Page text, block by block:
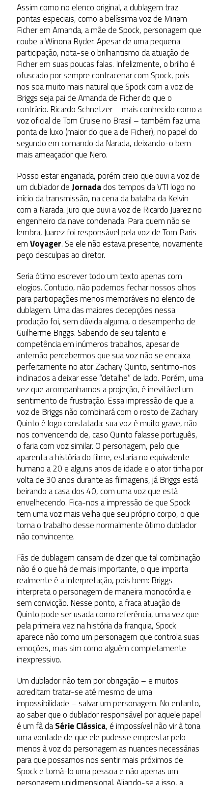
Assim como no elenco original, a dublagem traz
pontas especiais, como a belíssima voz de Miriam
Ficher em Amanda, a mãe de Spock, personagem que
coube a Winona Ryder. Apesar de uma pequena
participação, nota-se o brilhantismo da atuação de
Ficher em suas poucas falas. Infelizmente, o brilho é
ofuscado por sempre contracenar com Spock, pois
nos soa muito mais natural que Spock com a voz de
Briggs seja pai de Amanda de Ficher do que o
contrário. Ricardo Schnetzer – mais conhecido como a
voz oficial de Tom Cruise no Brasil – também faz uma
ponta de luxo (maior do que a de Ficher), no papel do
segundo em comando da Narada, deixando-o bem
mais ameaçador que Nero.
Posso estar enganada, porém creio que ouvi a voz de
um dublador deJornadados tempos da VTI logo no
início da transmissão, na cena da batalha da Kelvin
com a Narada. Juro que ouvi a voz de Ricardo Juarez no
engenheiro da nave condenada. Para quem não se
lembra, Juarez foi responsável pela voz de Tom Paris
emVoyager. Se ele não estava presente, novamente
peço desculpas ao diretor.
Seria ótimo escrever todo um texto apenas com
elogios. Contudo, não podemos fechar nossos olhos
para participações menos memoráveis no elenco de
dublagem. Uma das maiores decepções nessa
produção foi, sem dúvida alguma, o desempenho de
Guilherme Briggs. Sabendo de seu talento e
competência em inúmeros trabalhos, apesar de
antemão percebermos que sua voz não se encaixa
perfeitamente no ator Zachary Quinto, sentimo-nos
inclinados a deixar esse “detalhe” de lado. Porém, uma
vez que acompanhamos a projeção, é inevitável um
sentimento de frustração. Essa impressão de que a
voz de Briggs não combinará com o rosto de Zachary
Quinto é logo constatada: sua voz é muito grave, não
nos convencendo de, caso Quinto falasse português,
o faria com voz similar. O personagem, pelo que
aparenta a história do filme, estaria no equivalente
humano a 20 e alguns anos de idade e o ator tinha por
volta de 30 anos durante as filmagens, já Briggs está
beirando a casa dos 40, com uma voz que está
envelhecendo. Fica-nos a impressão de que Spock
tem uma voz mais velha que seu próprio corpo, o que
torna o trabalho desse normalmente ótimo dublador
não convincente.
Fãs de dublagem cansam de dizer que tal combinação
não é o que há de mais importante, o que importa
realmente é a interpretação, pois bem: Briggs
interpreta o personagem de maneira monocórdia e
sem convicção. Nesse ponto, a fraca atuação de
Quinto pode ser usada como referência, uma vez que
pela primeira vez na história da franquia, Spock
aparece não como um personagem que controla suas
emoções, mas sim como alguém completamente
inexpressivo.
Um dublador não tem por obrigação – e muitos
acreditam tratar-se até mesmo de uma
impossibilidade – salvar um personagem. No entanto,
ao saber que o dublador responsável por aquele papel
é um fã daSérie Clássica, é impossível não vir à tona
uma vontade de que ele pudesse emprestar pelo
menos à voz do personagem as nuances necessárias
para que possamos nos sentir mais próximos de
Spock e torná-lo uma pessoa e não apenas um
personagem unidimensional. Aliando-se a isso, a